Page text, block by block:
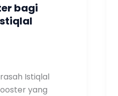
bagi
Istiqlal
yang